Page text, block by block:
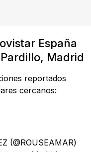
España
Madrid
reportados
cercanos:
(@ROUSEAMAR)